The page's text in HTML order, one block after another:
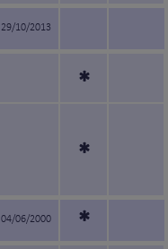
29/10/2013
*
*
04/06/2000 *